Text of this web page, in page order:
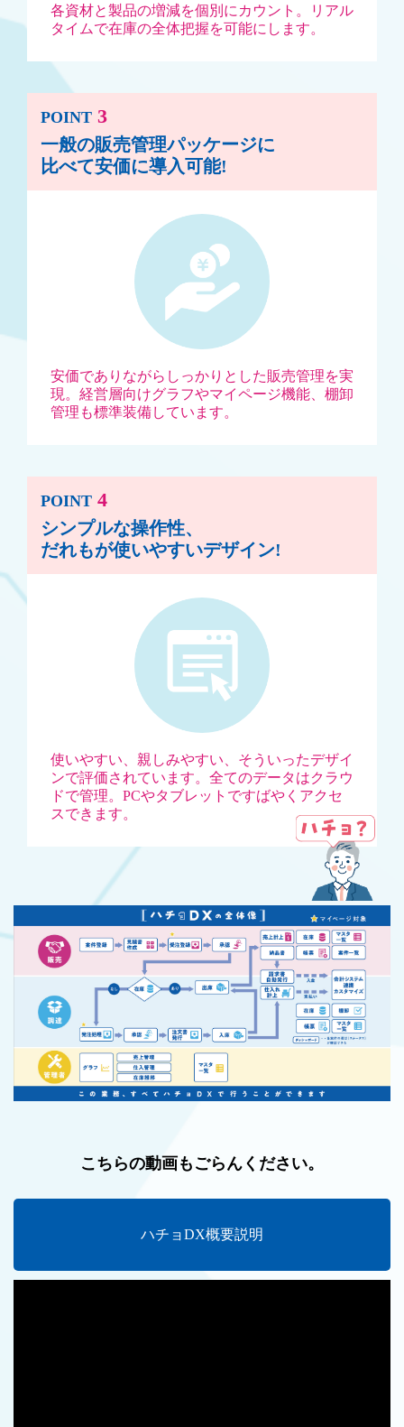
各資材と製品の増減を個別にカウント。
リアル
タイムで在庫の全体把握を可能にします。
POINT 3
一般の販売管理パッケージに
比べて安価に導入可能!
安価でありながらしっかりとした販売管理を実
現。 経営層向けグラフやマイページ機能、棚卸
管理も標準装備しています。
POINT 4
シンプルな操作性、
だれもが使いやすいデザイン!
使いやすい、親しみやすい、そういったデザイ
ンで評価されています。 全てのデータはクラウ
ドで管理。PCやタブレットですばやくアクセ
スできます。
こちらの動画もごらんください。
ハチョDX概要説明